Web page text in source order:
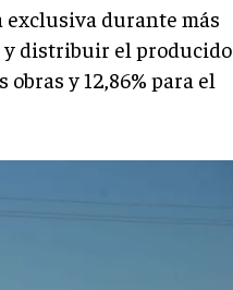
exclusiva durante más
y distribuir el producido
y 12,86% para el